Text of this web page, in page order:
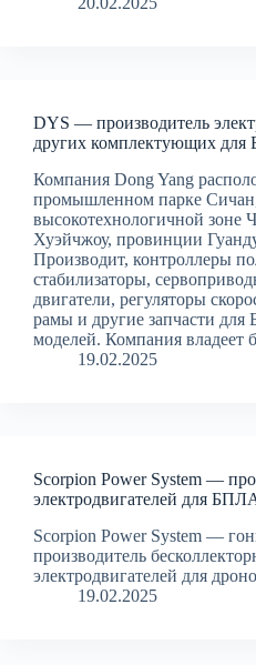
DYS — производитель
других комплектующих
Компания Dong Yang
промышленном парке
высокотехнологичной зоне
Хуэйчжоу, провинции
Производит, контроллеры
стабилизаторы,
двигатели, регуляторы
рамы и другие запчасти
моделей. Компания
19.02.2025
Scorpion Power System —
электродвигателей для
Scorpion Power System —
производитель
электродвигателей для
19.02.2025